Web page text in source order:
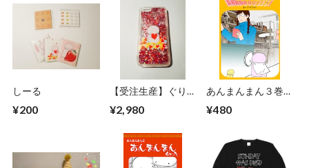
しーる
¥200
【受注生産】ぐりっ
¥2,980
あんまんまん３巻り
¥480